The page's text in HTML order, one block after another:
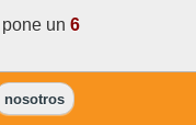
un 6
nosotros